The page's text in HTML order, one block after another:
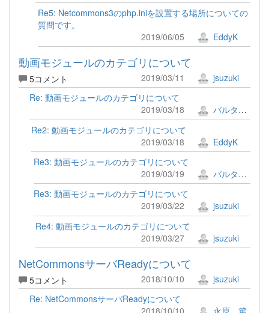
Re5: Netcommons3のphp.iniを設置する場所についての
質問です。
2019/06/05
EddyK
動画モジュールのカテゴリについて
5コメント 2019/03/11
jsuzuki
Re: 動画モジュールのカテゴリについて
2019/03/18
バルタザール
Re2: 動画モジュールのカテゴリについて
2019/03/18
EddyK
Re3: 動画モジュールのカテゴリについて
2019/03/19
バルタザール
Re3: 動画モジュールのカテゴリについて
2019/03/22
jsuzuki
Re4: 動画モジュールのカテゴリについて
2019/03/27
jsuzuki
NetCommonsサーバReadyについて
5コメント 2018/10/10
jsuzuki
Re: NetCommonsサーバReadyについて